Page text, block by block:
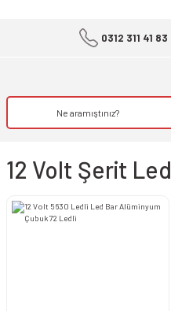
0312 311 41 83
12 Volt Şerit Led